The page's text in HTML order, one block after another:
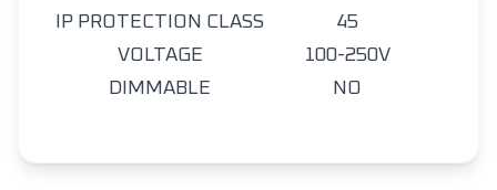
IP PROTECTION CLASS
45
VOLTAGE
100-250V
DIMMABLE
NO